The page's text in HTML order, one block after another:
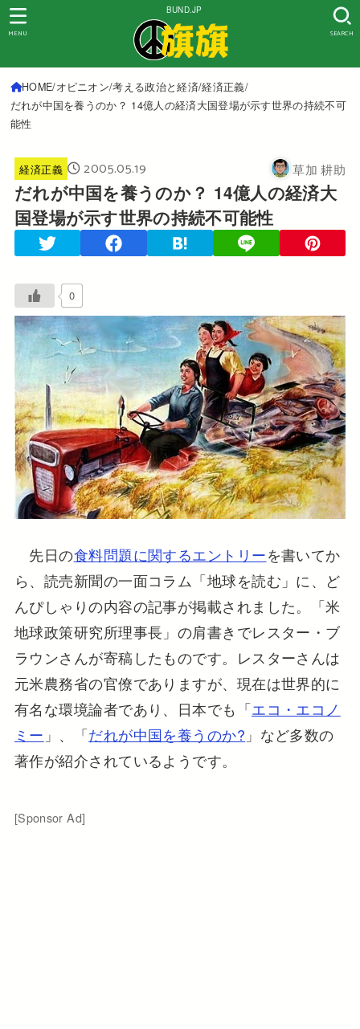
BUND.JP
SEARCH
MENU
HOME オピニオン 考える政治と経済 経済正義
だれが中国を養うのか？ 14億人の経済大国登場が示す世界の持続不可
能性
経済正義 2005.05.19 草加 耕助
だれが中国を養うのか？ 14億人の経済大
国登場が示す世界の持続不可能性
0
先日の食料問題に関するエントリーを書いてか
ら、読売新聞の一面コラム「地球を読む」に、ど
んぴしゃりの内容の記事が掲載されました。「米
地球政策研究所理事長」の肩書きでレスター・ブ
ラウンさんが寄稿したものです。レスターさんは
元米農務省の官僚でありますが、現在は世界的に
有名な環境論者であり、日本でも「エコ・エコノ
ミー 」、「だれが中国を養うのか? 」など多数の
著作が紹介されているようです。
[Sponsor Ad]